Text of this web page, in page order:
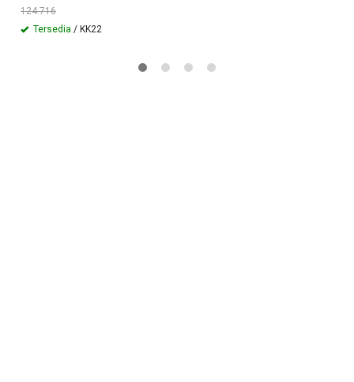
124.716
Tersedia / KK22